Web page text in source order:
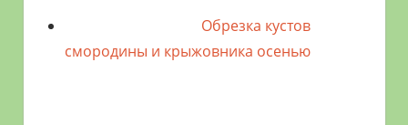
Обрезка кустов
смородины и крыжовника осенью